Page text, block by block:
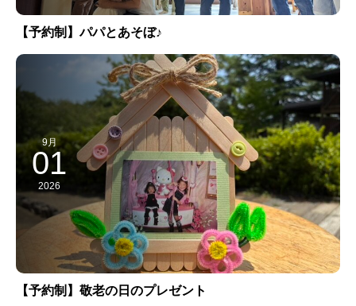
【予約制】パパとあそぼ♪
9月
01
2026
【予約制】敬老の日のプレゼント